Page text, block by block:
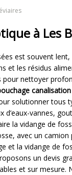
à Les
est souvent
et les résidus
pour nettoyer
solutionner tous
vannes,
la vidange de
avec un
et la vidange de
un devis
et sur